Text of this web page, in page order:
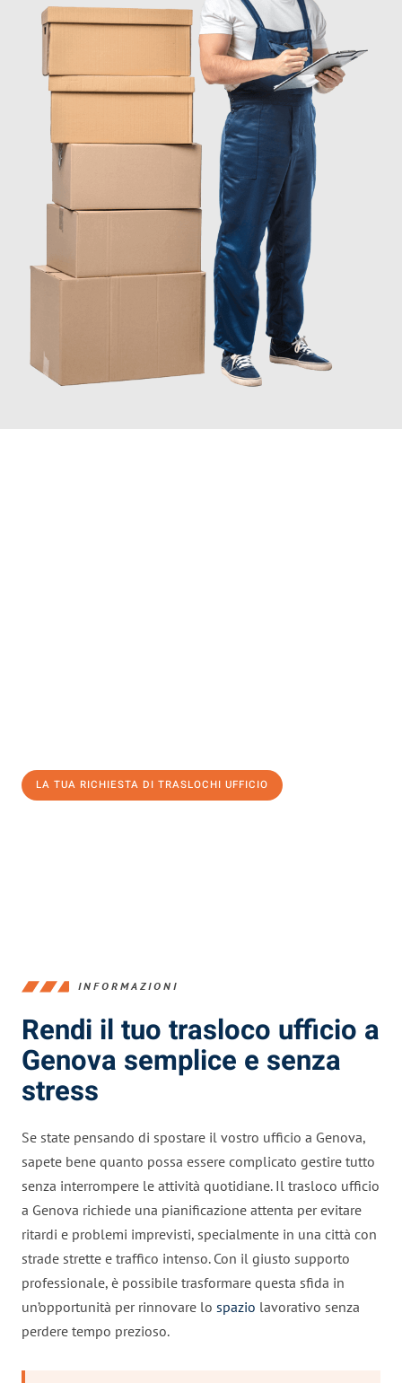
LA TUA RICHIESTA DI TRASLOCHI UFFICIO
INFORMAZIONI
Rendi il tuo trasloco ufficio a
Genova semplice e senza
stress
Se state pensando di spostare il vostro ufficio a Genova,
sapete bene quanto possa essere complicato gestire tutto
senza interrompere le attività quotidiane. Il trasloco ufficio
a Genova richiede una pianificazione attenta per evitare
ritardi e problemi imprevisti, specialmente in una città con
strade strette e traffico intenso. Con il giusto supporto
professionale, è possibile trasformare questa sfida in
un’opportunità per rinnovare lo spazio lavorativo senza
perdere tempo prezioso.